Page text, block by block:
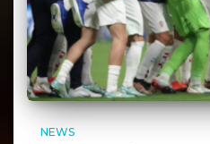
NEWS